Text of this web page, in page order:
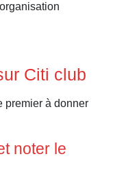
Citi club
premier à donner
noter le